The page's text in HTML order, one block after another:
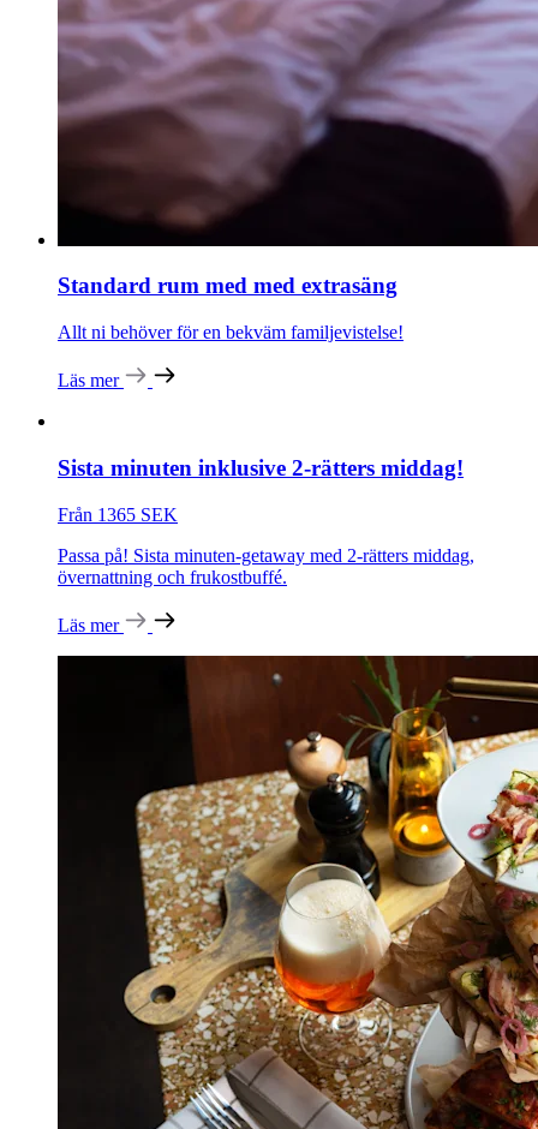
Standard rum med med extrasäng
Allt ni behöver för en bekväm familjevistelse!
Läs mer
Sista minuten inklusive 2-rätters middag!
Från 1365 SEK
Passa på! Sista minuten-getaway med 2-rätters middag,
övernattning och frukostbuffé.
Läs mer